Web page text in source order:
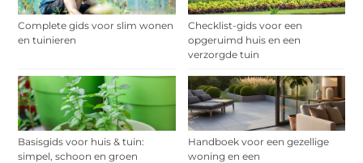
Complete gids voor slim wonen
en tuinieren
Checklist-gids voor een
opgeruimd huis en een
verzorgde tuin
Basisgids voor huis & tuin:
simpel, schoon en groen
Handboek voor een gezellige
woning en een